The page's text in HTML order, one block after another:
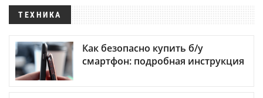
ТЕХНИКА
Как безопасно купить б/у
смартфон: подробная инструкция